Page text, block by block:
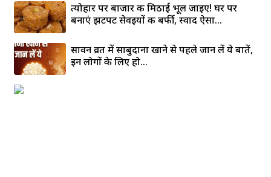
त्योहार पर बाजार की मिठाई भूल जाइए! घर पर
बनाएं झटपट सेवइयों की बर्फी, स्वाद ऐसा...
सावन व्रत में साबुदाना खाने से पहले जान लें ये बातें,
इन लोगों के लिए हो...